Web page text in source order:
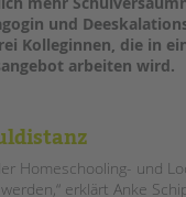
und
Kolleginnen, die in
arbeiten wird.
Homeschooling- und
erklärt Anke